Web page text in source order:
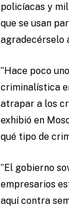
policíacas y
que se usan
agradecérselo
”Hace poco
criminalística
atrapar a los
exhibió en
qué tipo de
”El gobierno
empresarios
aquí contra